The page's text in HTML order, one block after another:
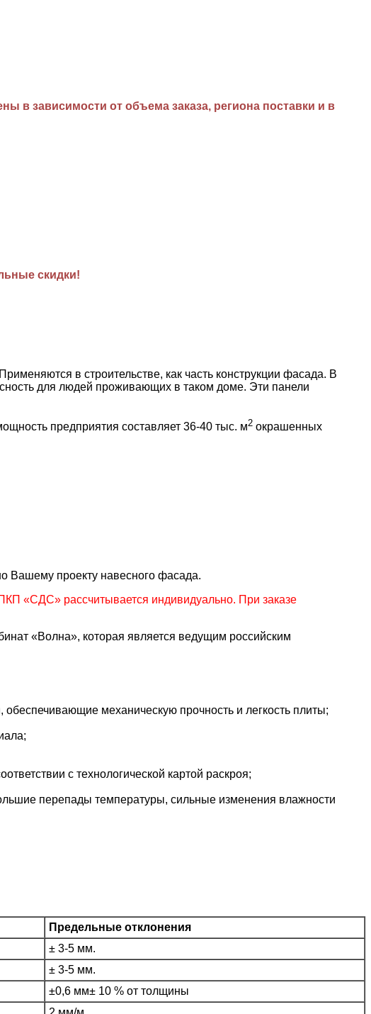
зависимости от объема заказа, региона поставки и в
скидки!
в строительстве, как часть конструкции фасада. В
для людей проживающих в таком доме. Эти панели
предприятия составляет 36-40 тыс. м2 окрашенных
Вашему проекту навесного фасада.
«СДС» рассчитывается индивидуально. При заказе
«Волна», которая является ведущим российским
механическую прочность и легкость плиты;
с технологической картой раскроя;
перепады температуры, сильные изменения влажности
Предельные отклонения
± 3-5 мм.
± 3-5 мм.
±0,6 мм± 10 % от толщины